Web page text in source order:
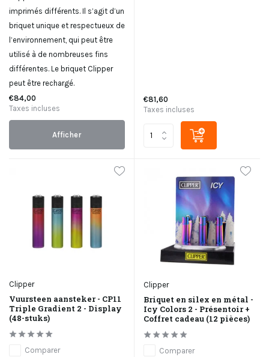
imprimés différents. Il s’agit d’un
briquet unique et respectueux de
l’environnement, qui peut être
utilisé à de nombreuses fins
différentes. Le briquet Clipper
peut être rechargé.
€84,00
Taxes incluses
Afficher
€81,60
Taxes incluses
Clipper
Vuursteen aansteker - CP11
Triple Gradient 2 - Display
(48-stuks)
Comparer
Clipper
Briquet en silex en métal -
Icy Colors 2 - Présentoir +
Coffret cadeau (12 pièces)
Comparer